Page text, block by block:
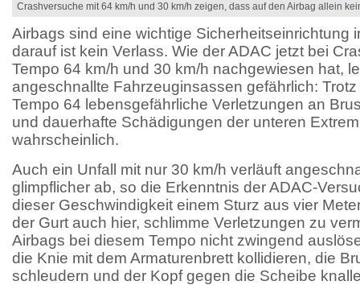
Crashversuche mit 64 km/h und 30 km/h zeigen, dass auf den Airbag allein
Airbags sind eine wichtige Sicherheitseinrichtung
darauf ist kein Verlass. Wie der ADAC jetzt bei
Tempo 64 km/h und 30 km/h nachgewiesen hat,
angeschnallte Fahrzeuginsassen gefährlich:
Tempo 64 lebensgefährliche Verletzungen an
und dauerhafte Schädigungen der unteren
wahrscheinlich.
Auch ein Unfall mit nur 30 km/h verläuft
glimpflicher ab, so die Erkenntnis der ADAC-
dieser Geschwindigkeit einem Sturz aus vier
der Gurt auch hier, schlimme Verletzungen zu
Airbags bei diesem Tempo nicht zwingend
die Knie mit dem Armaturenbrett kollidieren, die
schleudern und der Kopf gegen die Scheibe